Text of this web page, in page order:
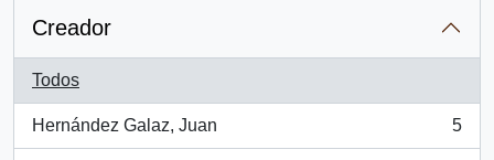
Creador
Todos
Hernández Galaz, Juan
, 5 resultados
5